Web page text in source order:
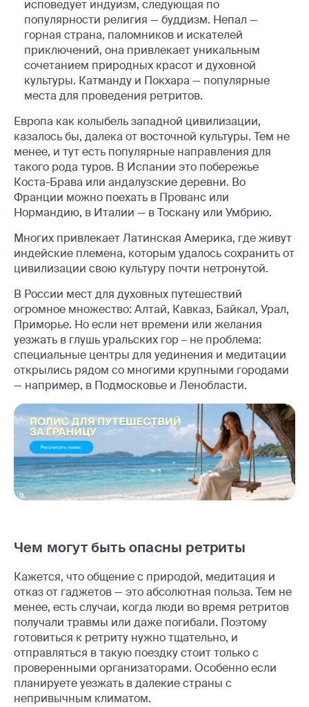
исповедует индуизм, следующая по
популярности религия — буддизм. Непал —
горная страна, паломников и искателей
приключений, она привлекает уникальным
сочетанием природных красот и духовной
культуры. Катманду и Покхара — популярные
места для проведения ретритов.
Европа как колыбель западной цивилизации,
казалось бы, далека от восточной культуры. Тем не
менее, и тут есть популярные направления для
такого рода туров. В Испании это побережье
Коста-Брава или андалузские деревни. Во
Франции можно поехать в Прованс или
Нормандию, в Италии — в Тоскану или Умбрию.
Многих привлекает Латинская Америка, где живут
индейские племена, которым удалось сохранить от
цивилизации свою культуру почти нетронутой.
В России мест для духовных путешествий
огромное множество: Алтай, Кавказ, Байкал, Урал,
Приморье. Но если нет времени или желания
уезжать в глушь уральских гор – не проблема:
специальные центры для уединения и медитации
открылись рядом со многими крупными городами
— например, в Подмосковье и Ленобласти.
Чем могут быть опасны ретриты
Кажется, что общение с природой, медитация и
отказ от гаджетов — это абсолютная польза. Тем не
менее, есть случаи, когда люди во время ретритов
получали травмы или даже погибали. Поэтому
готовиться к ретриту нужно тщательно, и
отправляться в такую поездку стоит только с
проверенными организаторами. Особенно если
планируете уезжать в далекие страны с
непривычным климатом.